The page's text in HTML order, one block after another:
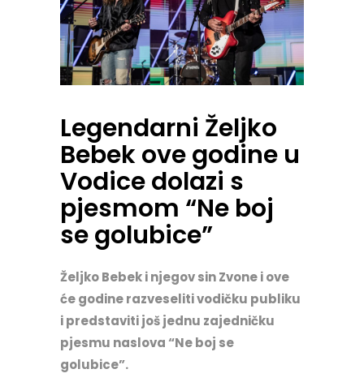
Legendarni Željko
Bebek ove godine u
Vodice dolazi s
pjesmom “Ne boj
se golubice”
Željko Bebek i njegov sin Zvone i ove
će godine razveseliti vodičku publiku
i predstaviti još jednu zajedničku
pjesmu naslova “Ne boj se
golubice”.